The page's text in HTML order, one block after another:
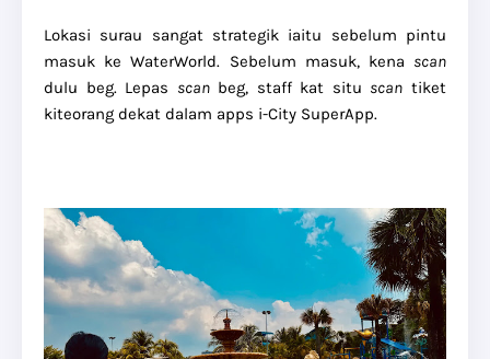
Lokasi surau sangat strategik iaitu sebelum pintu
masuk ke WaterWorld. Sebelum masuk, kena scan
dulu beg. Lepas scanbeg, staff kat situ scan tiket
kiteorang dekat dalam apps i-City SuperApp.